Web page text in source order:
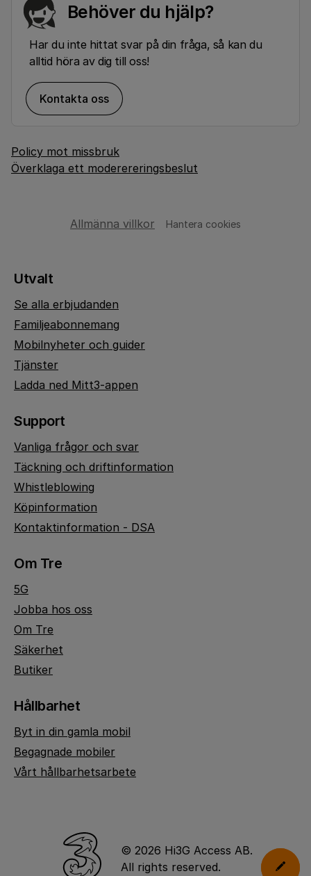
Behöver du hjälp?
Har du inte hittat svar på din fråga, så kan du
alltid höra av dig till oss!
Kontakta oss
Policy mot missbruk
Överklaga ett moderereringsbeslut
Allmänna villkor Hantera cookies
Utvalt
Se alla erbjudanden
Familjeabonnemang
Mobilnyheter och guider
Tjänster
Ladda ned Mitt3-appen
Support
Vanliga frågor och svar
Täckning och driftinformation
Whistleblowing
Köpinformation
Kontaktinformation - DSA
Om Tre
5G
Jobba hos oss
Om Tre
Säkerhet
Butiker
Hållbarhet
Byt in din gamla mobil
Begagnade mobiler
Vårt hållbarhetsarbete
© 2026 Hi3G Access AB.
All rights reserved.